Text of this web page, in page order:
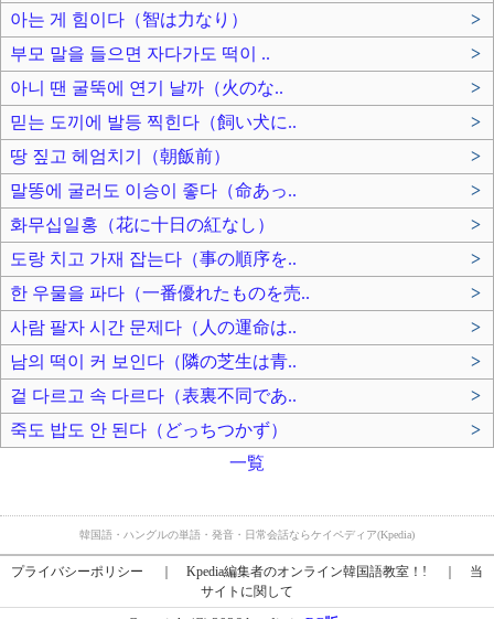
아는 게 힘이다（智は力なり）
>
부모 말을 들으면 자다가도 떡이 ..
>
아니 땐 굴뚝에 연기 날까（火のな..
>
믿는 도끼에 발등 찍힌다（飼い犬に..
>
땅 짚고 헤엄치기（朝飯前）
>
말똥에 굴러도 이승이 좋다（命あっ..
>
화무십일홍（花に十日の紅なし）
>
도랑 치고 가재 잡는다（事の順序を..
>
한 우물을 파다（一番優れたものを売..
>
사람 팔자 시간 문제다（人の運命は..
>
남의 떡이 커 보인다（隣の芝生は青..
>
겉 다르고 속 다르다（表裏不同であ..
>
죽도 밥도 안 된다（どっちつかず）
>
一覧
韓国語・ハングルの単語・発音・日常会話ならケイペディア(Kpedia)
プライバシーポリシー Kpedia編集者のオンライン韓国語教室！!
当
サイトに関して